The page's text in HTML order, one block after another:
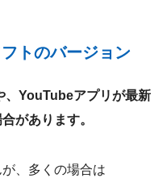
トのバージョン
、YouTubeアプリが最新
があります。
、多くの場合は